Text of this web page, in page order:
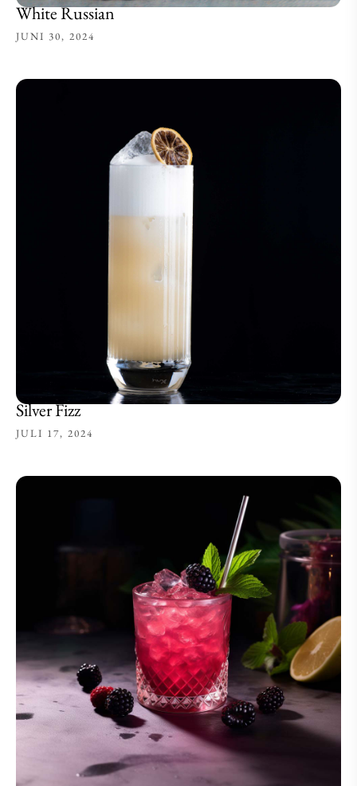
White Russian
JUNI 30, 2024
Silver Fizz
JULI 17, 2024